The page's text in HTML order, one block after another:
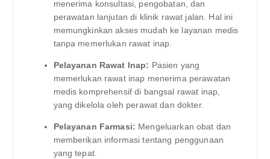
menerima konsultasi, pengobatan, dan
perawatan lanjutan di klinik rawat jalan. Hal ini
memungkinkan akses mudah ke layanan medis
tanpa memerlukan rawat inap.
Pelayanan Rawat Inap: Pasien yang
memerlukan rawat inap menerima perawatan
medis komprehensif di bangsal rawat inap,
yang dikelola oleh perawat dan dokter.
Pelayanan Farmasi: Mengeluarkan obat dan
memberikan informasi tentang penggunaan
yang tepat.